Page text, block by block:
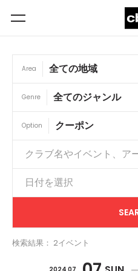
Area
Genre
Option
検索結果： 2イベント